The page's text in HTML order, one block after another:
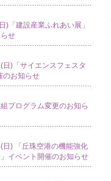
)「建設産業ふれあい展」
せ
)「サイエンスフェスタ
のお知らせ
プログラム変更のお知ら
) 「丘珠空港の機能強化
イベント開催のお知らせ